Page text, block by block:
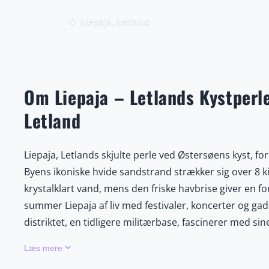
place Liepaja, Letland
Om Liepaja – Letlands
Letland
Liepaja, Letlands skjulte perle ved Østersøens kyst,
Byens ikoniske hvide sandstrand strækker sig over
krystalklart vand, mens den friske havbrise giver en
summer Liepaja af liv med festivaler, koncerter og
distriktet, en tidligere militærbase, fascinerer med
Læs mere keyboard_arrow_down